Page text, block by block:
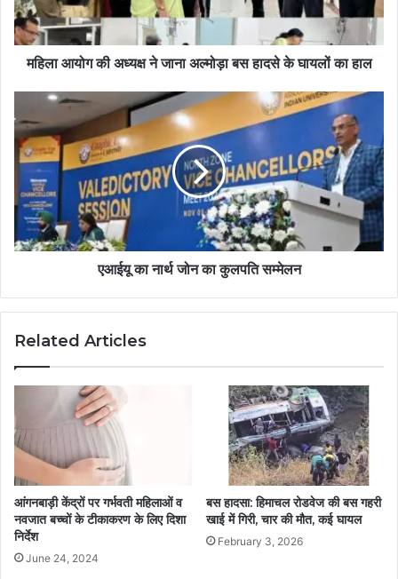
महिला आयोग की अध्यक्ष ने जाना अल्मोड़ा बस हादसे के घायलों का हाल
एआईयू का नार्थ जोन का कुलपति सम्मेलन
Related Articles
आंगनबाड़ी केंद्रों पर गर्भवती महिलाओं व
नवजात बच्चों के टीकाकरण के लिए दिशा
निर्देश
June 24, 2024
बस हादसा: हिमाचल रोडवेज की बस गहरी
खाई में गिरी, चार की मौत, कई घायल
February 3, 2026